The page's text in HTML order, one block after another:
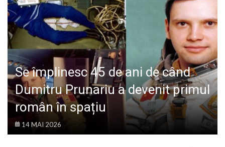
SPECIAL
POLITIC
LIFE
Se împlinesc 45 de ani de când
Dumitru Prunariu a devenit primul
român în spațiu
14 MAI 2026